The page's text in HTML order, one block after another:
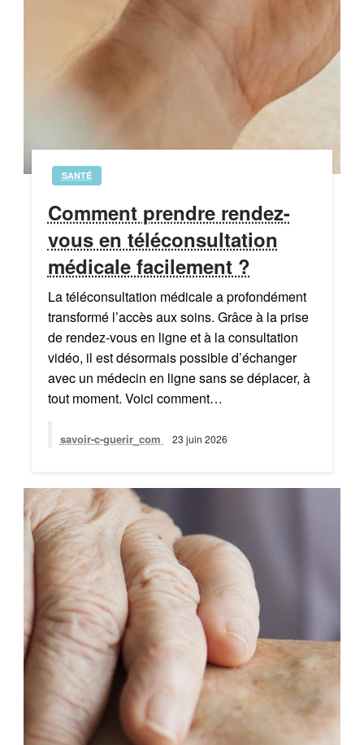
SANTÉ
Comment prendre rendez-
vous en téléconsultation
médicale facilement ?
La téléconsultation médicale a profondément
transformé l’accès aux soins. Grâce à la prise
de rendez-vous en ligne et à la consultation
vidéo, il est désormais possible d’échanger
avec un médecin en ligne sans se déplacer, à
tout moment. Voici comment…
savoir-c-guerir_com 23 juin 2026